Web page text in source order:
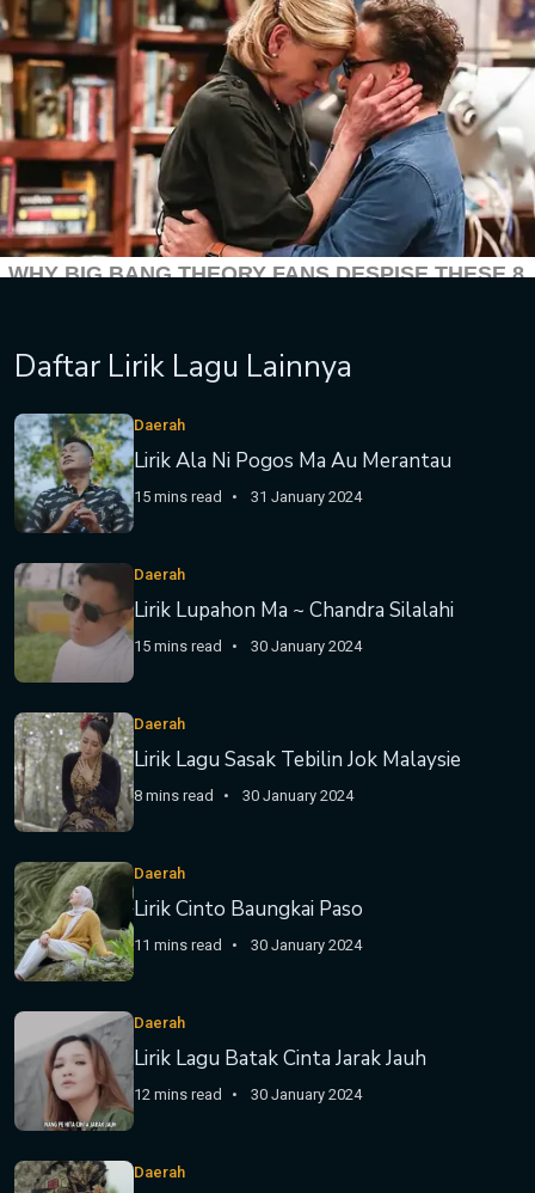
Daftar Lirik Lagu Lainnya
Daerah
Lirik Ala Ni Pogos Ma Au Merantau
15 mins read 31 January 2024
Daerah
Lirik Lupahon Ma ~ Chandra Silalahi
15 mins read 30 January 2024
Daerah
Lirik Lagu Sasak Tebilin Jok Malaysie
8 mins read 30 January 2024
Daerah
Lirik Cinto Baungkai Paso
11 mins read 30 January 2024
Daerah
Lirik Lagu Batak Cinta Jarak Jauh
12 mins read 30 January 2024
Daerah